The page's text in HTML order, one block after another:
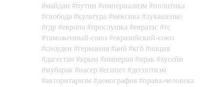
майдан
путин империализм
политика
свобода
культура мексика
лукашенко
гдр
европа прослушка евразэс
тс
таможенный-союз
евразийский-союз
сноуден
германия анб кгб
нация
дагестан
крым империя ирак
хусейн
мубарак
насер египет
деспотизм
авторитаризм
демография права-человека